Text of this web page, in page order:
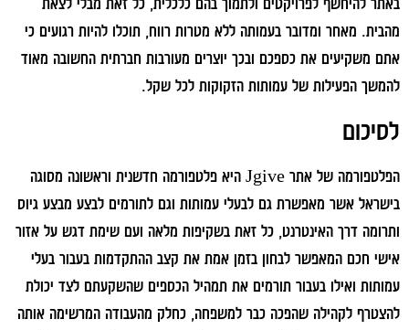
באתר להיחשף לפרויקטים ולתמוך בהם כלכלית, כל זאת מבלי לצאת
מהבית. מאחר ומדובר בעמותה ללא מטרות רווח, תוכלו להיות רגועים כי
אתם משקיעים את כספכם ובכך יוצרים מעורבות חברתית החשובה מאוד
להמשך הפעילות של עמותות הזקוקות לכל שקל.
לסיכום
הפלטפורמה של אתר Jgive היא פלטפורמה חדשנית וראשונה מסוגה
בישראל אשר מאפשרת גם לבעלי עמותות וגם לתורמים לבצע מבצע גיוס
ותרומה דרך האינטרנט, כל זאת בשקיפות מלאה ועם שימת דגש על אזור
אישי חכם המאפשר לבחון בזמן אמת את קצב ההתקדמות בעבור בעלי
עמותות ואילו בעבור תורמים את תמהיל הכספים שהשקעתם לצד יכולת
להצטרף לקהילה שהפכה כבר למשפחה, כחלק מהעבודה המרשימה אותה